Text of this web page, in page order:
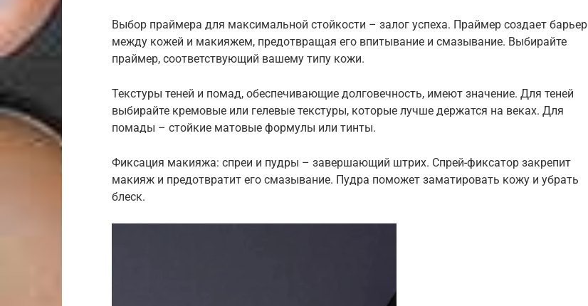
Выбор праймера для максимальной стойкости – залог успеха. Праймер создает барьер
между кожей и макияжем, предотвращая его впитывание и смазывание. Выбирайте
праймер, соответствующий вашему типу кожи.
Текстуры теней и помад, обеспечивающие долговечность, имеют значение. Для теней
выбирайте кремовые или гелевые текстуры, которые лучше держатся на веках. Для
помады – стойкие матовые формулы или тинты.
Фиксация макияжа: спреи и пудры – завершающий штрих. Спрей-фиксатор закрепит
макияж и предотвратит его смазывание. Пудра поможет заматировать кожу и убрать
блеск.